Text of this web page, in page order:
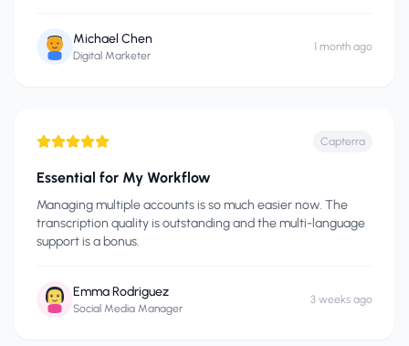
Michael Chen
Digital Marketer
1 month ago
Capterra
Essential for My Workflow
Managing multiple accounts is so much easier now. The
transcription quality is outstanding and the multi-language
support is a bonus.
Emma Rodriguez
Social Media Manager
3 weeks ago